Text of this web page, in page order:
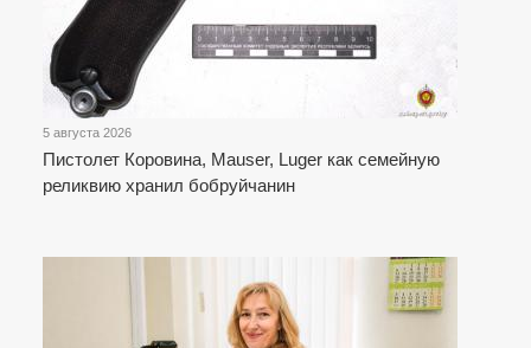
5 августа 2026
Пистолет Коровина, Mauser, Luger как семейную
реликвию хранил бобруйчанин